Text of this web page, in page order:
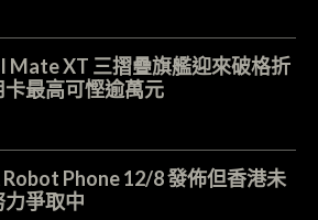
Mate XT 三摺疊旗艦迎來破格折
最高可慳逾萬元
Robot Phone 12/8 發佈但香港未
爭取中